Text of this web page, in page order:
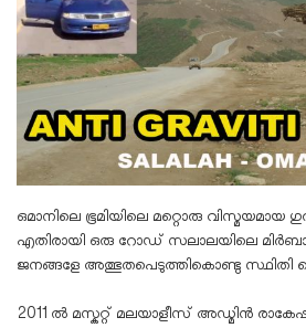
ഒമാനിലെ ഭൂമിയിലെ മറ്റൊരു
എതിരായി ഒരു റോഡ്‌ സലാലയിലെ
ജനങ്ങളേ അത്ഭുതപെടുത്തികൊണ്ടു സ്ഥിതി
2011 ല്‍ മസ്കറ്റ് മലയാളീസ് അഡ്മിന്‍